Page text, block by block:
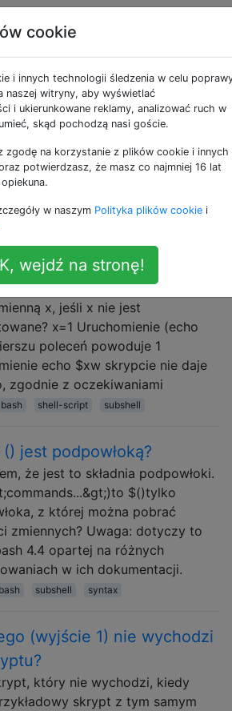
Unix & Linux
otagowane
naprawdę
polecenie w
przeczytałem, umieszczenie
w nawiasach powinno
je w podpowłoce, podobnie jak
skryptu. Jeśli to prawda, jak
x, jeśli x nie jest
x=1 Uruchomienie (echo
poleceń powoduje 1
echo $xw skrypcie nie daje
zgodnie z oczekiwaniami
bash shell-script subshell
jest podpowłoką?
że jest to składnia podpowłoki.
$()tylko
z której można pobrać
zmiennych? Uwaga: dotyczy to
4.4 opartej na różnych
w ich dokumentacji.
bash subshell syntax
(wyjście 1) nie wychodzi
który nie wychodzi, kiedy
skrypt z tym samym
cookie
i innych technologii śledzenia w celu
naszej witryny, aby wyświetlać
i ukierunkowane reklamy, analizować ruch w
skąd pochodzą nasi goście.
zgodę na korzystanie z plików cookie i innych
potwierdzasz, że masz co najmniej 16 lat
w naszym Polityka plików cookie i
wejdź na stronę!